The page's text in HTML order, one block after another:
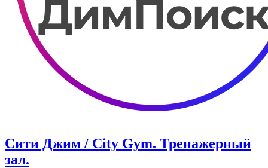
Сити Джим / City Gym. Тренажерный
зал.